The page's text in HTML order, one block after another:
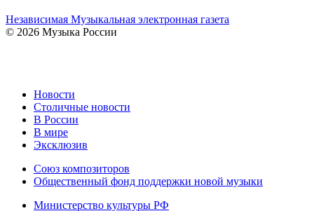
Независимая Музыкальная электронная газета
© 2026 Музыка России
Новости
Столичные новости
В России
В мире
Эксклюзив
Союз композиторов
Общественный фонд поддержки новой музыки
Министерство культуры РФ